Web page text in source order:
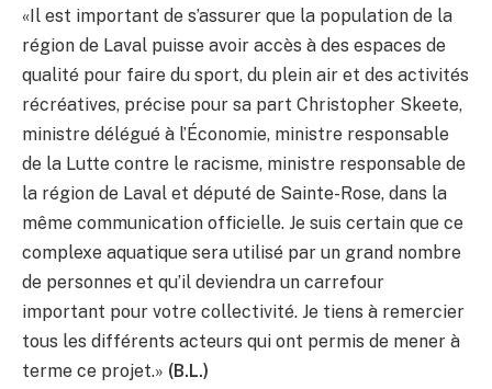
«Il est important de s’assurer que la population de la
région de Laval puisse avoir accès à des espaces de
qualité pour faire du sport, du plein air et des activités
récréatives, précise pour sa part Christopher Skeete,
ministre délégué à l’Économie, ministre responsable
de la Lutte contre le racisme, ministre responsable de
la région de Laval et député de Sainte-Rose, dans la
même communication officielle. Je suis certain que ce
complexe aquatique sera utilisé par un grand nombre
de personnes et qu’il deviendra un carrefour
important pour votre collectivité. Je tiens à remercier
tous les différents acteurs qui ont permis de mener à
terme ce projet.» (B.L.)